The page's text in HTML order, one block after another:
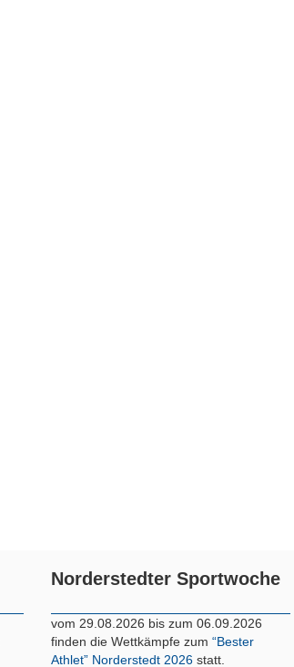
Norderstedter Sportwoche
vom 29.08.2026 bis zum 06.09.2026
finden die Wettkämpfe zum “Bester
Athlet” Norderstedt 2026 statt.